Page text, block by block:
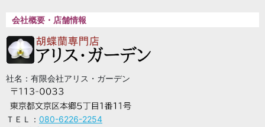
会社概要・店舗情報
社名：有限会社アリス・ガーデン
ＴＥＬ： 080-6226-2254